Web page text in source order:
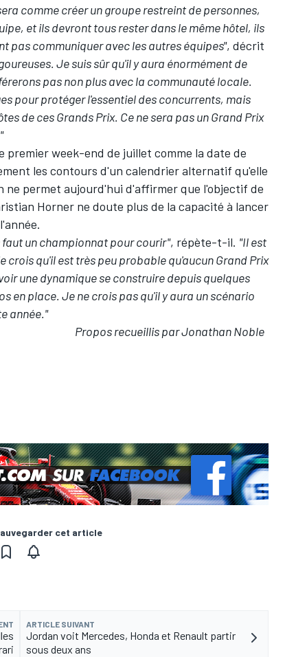
comme créer un groupe restreint de personnes,
et ils devront tous rester dans le même hôtel, ils
pas communiquer avec les autres équipes", décrit
Je suis sûr qu'il y aura énormément de
pas non plus avec la communauté locale.
pour protéger l'essentiel des concurrents, mais
de ces Grands Prix. Ce ne sera pas un Grand Prix
premier week-end de juillet comme la date de
les contours d'un calendrier alternatif qu'elle
ne permet aujourd'hui d'affirmer que l'objectif de
Horner ne doute plus de la capacité à lancer
faut un championnat pour courir", répète-t-il. "Il est
qu'il est très peu probable qu'aucun Grand Prix
une dynamique se construire depuis quelques
en place. Je ne crois pas qu'il y aura un scénario
année."
Propos recueillis par Jonathan Noble
cet article
ARTICLE SUIVANT
Jordan voit Mercedes, Honda et Renault partir
sous deux ans